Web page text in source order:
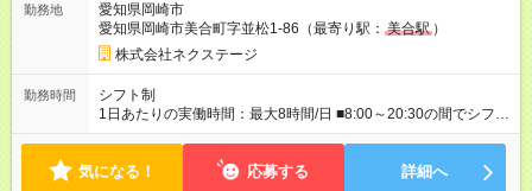
ーバル型（全国転勤あり） 月収32万円～64万4，000円 ※グロ
ーバル手当4万1，000円／月を含みます。 ■中域型（エリア内勤
務：県を跨ぐ転勤あり・転居は応相談） 月収29万円～60万7，
000円 ■地域限定型（転居を伴う転勤なし：通勤可能な範囲の
み） 月収270万～58万3，000円 【 昇給・賞与 】 ■昇給：年1
回 ■賞与：通常賞与/年4回＋チーム賞与/年2回（☆あなたの活躍
期間の長さ：3ヶ月 雇用形態、給与は本採用時と同じです。
勤務地
愛知県岡崎市
愛知県岡崎市美合町字並松1-86（最寄り駅： 美合駅 ）
株式会社ネクステージ
勤務時間
シフト制
1日あたりの実働時間：最大8時間/日 ■8:00～20:30の間でシフト
制（実働8h／休憩60分） ※9:30～18:30（メイン時間帯）を軸
業が少なめなので、仕事終わりの趣味や家族と過ごす時間もた
気になる！ 応募する 詳細へ